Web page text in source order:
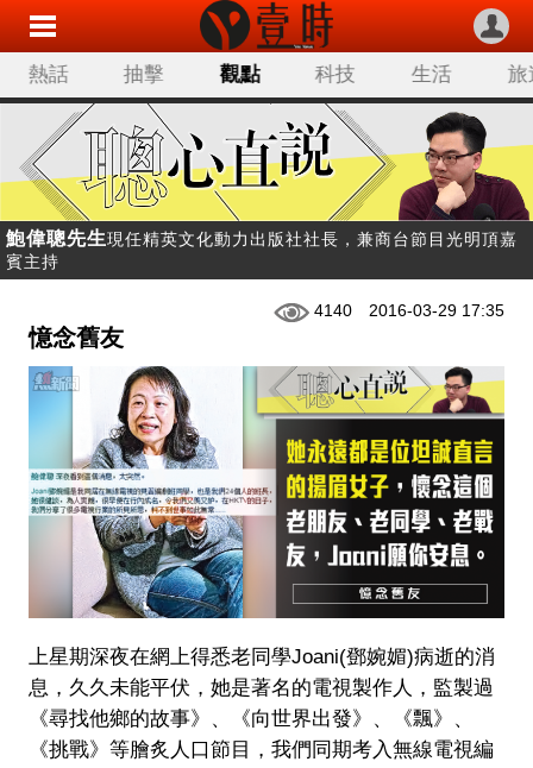
熱話 抽擊 觀點 科技 生活 旅
鮑偉聰先生現任精英文化動力出版社社長，兼商台節目光明頂嘉
賓主持
4140 2016-03-29 17:35
憶念舊友
上星期深夜在網上得悉老同學Joani(鄧婉媚)病逝的消
息，久久未能平伏，她是著名的電視製作人，監製過
《尋找他鄉的故事》、《向世界出發》、《飄》、
《挑戰》等膾炙人口節目，我們同期考入無線電視編